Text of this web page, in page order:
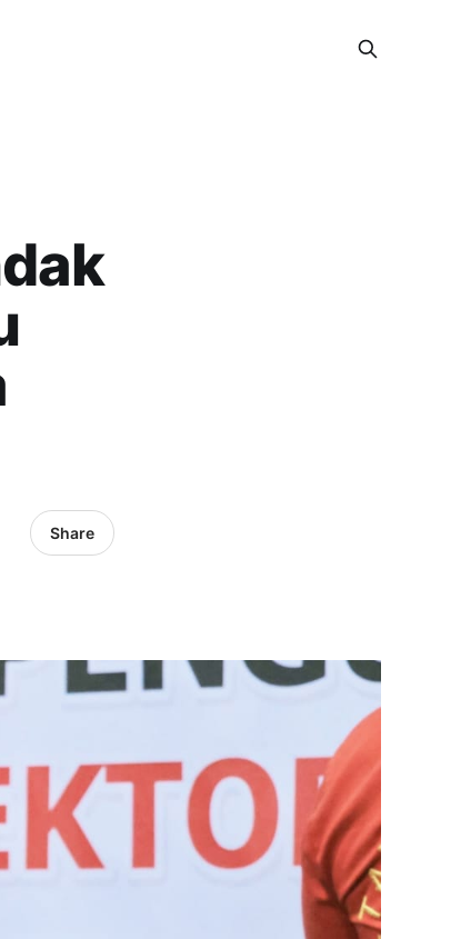
Share